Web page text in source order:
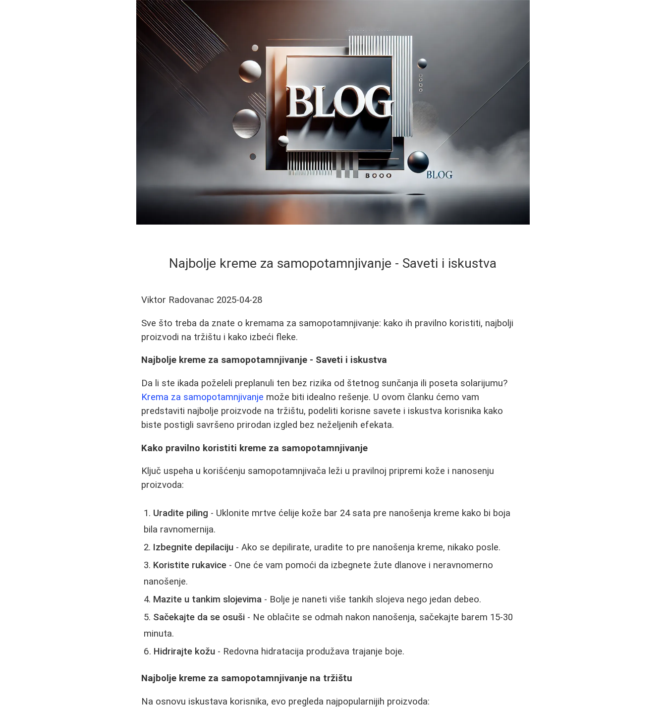
Najbolje kreme za samopotamnjivanje - Saveti i iskustva
Viktor Radovanac 2025-04-28
Sve što treba da znate o kremama za samopotamnjivanje: kako ih pravilno koristiti, najbolji
proizvodi na tržištu i kako izbeći fleke.
Najbolje kreme za samopotamnjivanje - Saveti i iskustva
Da li ste ikada poželeli preplanuli ten bez rizika od štetnog sunčanja ili poseta solarijumu?
Krema za samopotamnjivanje može biti idealno rešenje. U ovom članku ćemo vam
predstaviti najbolje proizvode na tržištu, podeliti korisne savete i iskustva korisnika kako
biste postigli savršeno prirodan izgled bez neželjenih efekata.
Kako pravilno koristiti kreme za samopotamnjivanje
Ključ uspeha u korišćenju samopotamnjivača leži u pravilnoj pripremi kože i nanosenju
proizvoda:
Uradite piling - Uklonite mrtve ćelije kože bar 24 sata pre nanošenja kreme kako bi boja
bila ravnomernija.
Izbegnite depilaciju - Ako se depilirate, uradite to pre nanošenja kreme, nikako posle.
Koristite rukavice - One će vam pomoći da izbegnete žute dlanove i neravnomerno
nanošenje.
Mazite u tankim slojevima - Bolje je naneti više tankih slojeva nego jedan debeo.
Sačekajte da se osuši - Ne oblačite se odmah nakon nanošenja, sačekajte barem 15-30
minuta.
Hidrirajte kožu - Redovna hidratacija produžava trajanje boje.
Najbolje kreme za samopotamnjivanje na tržištu
Na osnovu iskustava korisnika, evo pregleda najpopularnijih proizvoda: